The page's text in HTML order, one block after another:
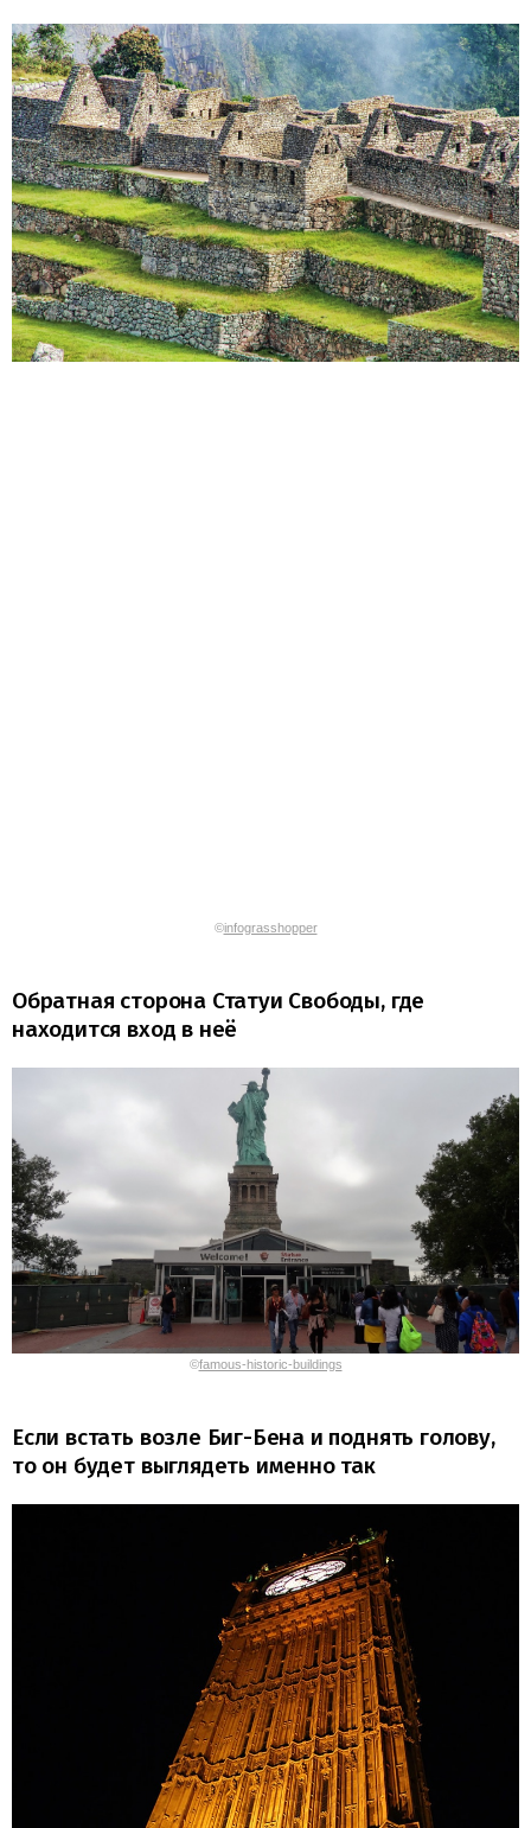
©infograsshopper
Обратная сторона Статуи Свободы, где
находится вход в неё
©famous-historic-buildings
Если встать возле Биг-Бена и поднять голову,
то он будет выглядеть именно так